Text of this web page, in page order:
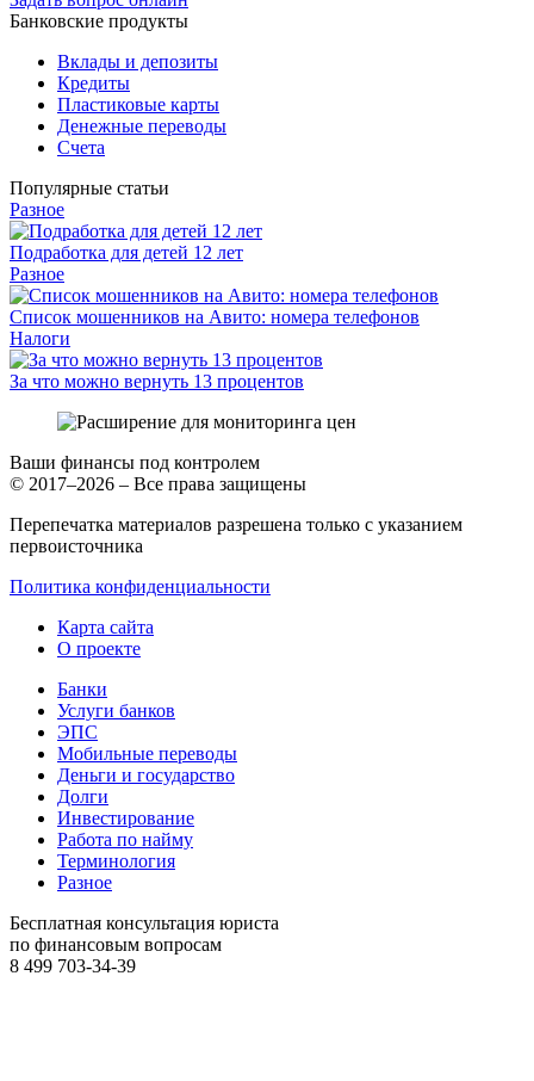
Банковские продукты
Вклады и депозиты
Кредиты
Пластиковые карты
Денежные переводы
Счета
Популярные статьи
Разное
Подработка для детей 12 лет
Разное
Список мошенников на Авито: номера телефонов
Налоги
За что можно вернуть 13 процентов
Ваши финансы под контролем
© 2017–2026 – Все права защищены
Перепечатка материалов разрешена только с указанием
первоисточника
Политика конфиденциальности
Карта сайта
О проекте
Банки
Услуги банков
ЭПС
Мобильные переводы
Деньги и государство
Долги
Инвестирование
Работа по найму
Терминология
Разное
Бесплатная консультация юриста
по финансовым вопросам
8 499 703-34-39